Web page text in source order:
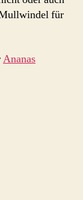
für
Ananas